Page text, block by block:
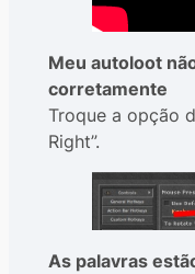
Meu autoloot
corretamente
Troque a opção
Right”.
As palavras